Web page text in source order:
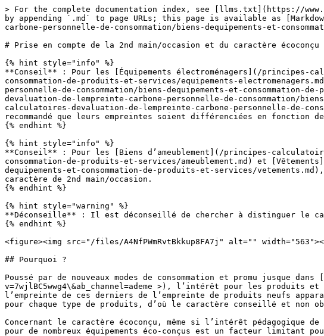
> For the complete documentation index, see [llms.txt](https://
by appending `.md` to page URLs; this page is available as
carbone-personnelle-de-consommation/biens-dequipements-et-
# Prise en compte de la 2nd main/occasion et du caractère écoconçu
{% hint style="info" %}
**Conseil** : Pour les [Équipements électroménagers](/principes-
consommation-de-produits-et-services/equipements-
personnelle-de-consommation/biens-dequipements-et-
devaluation-de-lempreinte-carbone-personnelle-de-consommation/
calculatoires-devaluation-de-lempreinte-carbone-personnelle-de-
recommandé que leurs empreintes soient différenciées en fonction
{% endhint %}
{% hint style="info" %}
**Conseil** : Pour les [Biens d’ameublement](/principes-
consommation-de-produits-et-services/ameublement.md) et
dequipements-et-consommation-de-produits-et-services/
caractère de 2nd main/occasion.
{% endhint %}
{% hint style="warning" %}
**Déconseille** : Il est déconseillé de chercher à distinguer le
{% endhint %}
<figure><img src="/files/A4NfPWmRvtBkkup8FA7j" alt=""
## Pourquoi ?
Poussé par de nouveaux modes de consommation et promu jusque
v=7wjlBC5wwg4\&ab_channel=ademe >), l’intérêt pour les produits
l’empreinte de ces derniers de l’empreinte de produits neufs
pour chaque type de produits, d’où le caractère conseillé et non
Concernant le caractère écoconçu, même si l’intérêt pédagogique
pour de nombreux équipements éco-conçus est un facteur limitant